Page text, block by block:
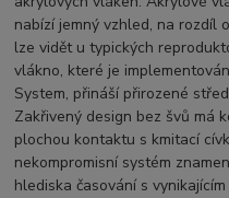
nabízí jemný vzhled, na rozdíl
lze vidět u typických
vlákno, které je
System, přináší přirozené
Zakřivený design bez švů má
plochou kontaktu s kmitací
nekompromisní systém
hlediska časování s